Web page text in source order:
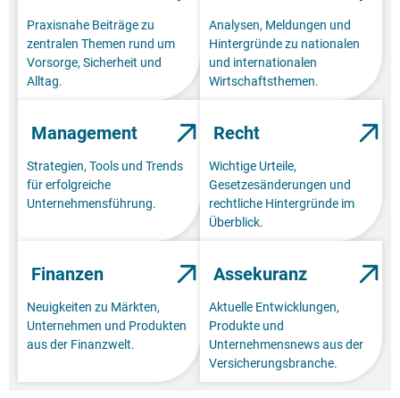
Praxisnahe Beiträge zu
zentralen Themen rund um
Vorsorge, Sicherheit und
Alltag.
Analysen, Meldungen und
Hintergründe zu nationalen
und internationalen
Wirtschaftsthemen.
Management
Strategien, Tools und Trends
für erfolgreiche
Unternehmensführung.
Recht
Wichtige Urteile,
Gesetzesänderungen und
rechtliche Hintergründe im
Überblick.
Finanzen
Neuigkeiten zu Märkten,
Unternehmen und Produkten
aus der Finanzwelt.
Assekuranz
Aktuelle Entwicklungen,
Produkte und
Unternehmensnews aus der
Versicherungsbranche.